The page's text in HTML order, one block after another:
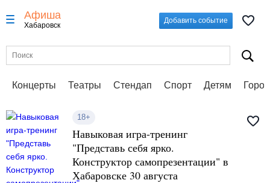
Афиша
Хабаровск
Добавить событие
Концерты Театры Стендап Спорт Детям
18+
Навыковая игра-тренинг
"Представь себя ярко.
Конструктор самопрезентации" в
Хабаровске 30 августа